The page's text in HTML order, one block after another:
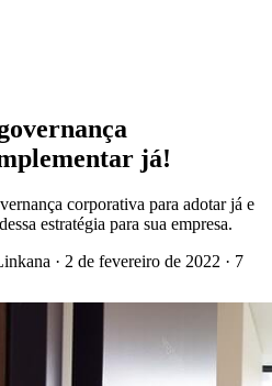
já!
corporativa para adotar já e
estratégia para sua empresa.
· 2 de fevereiro de 2022 · 7